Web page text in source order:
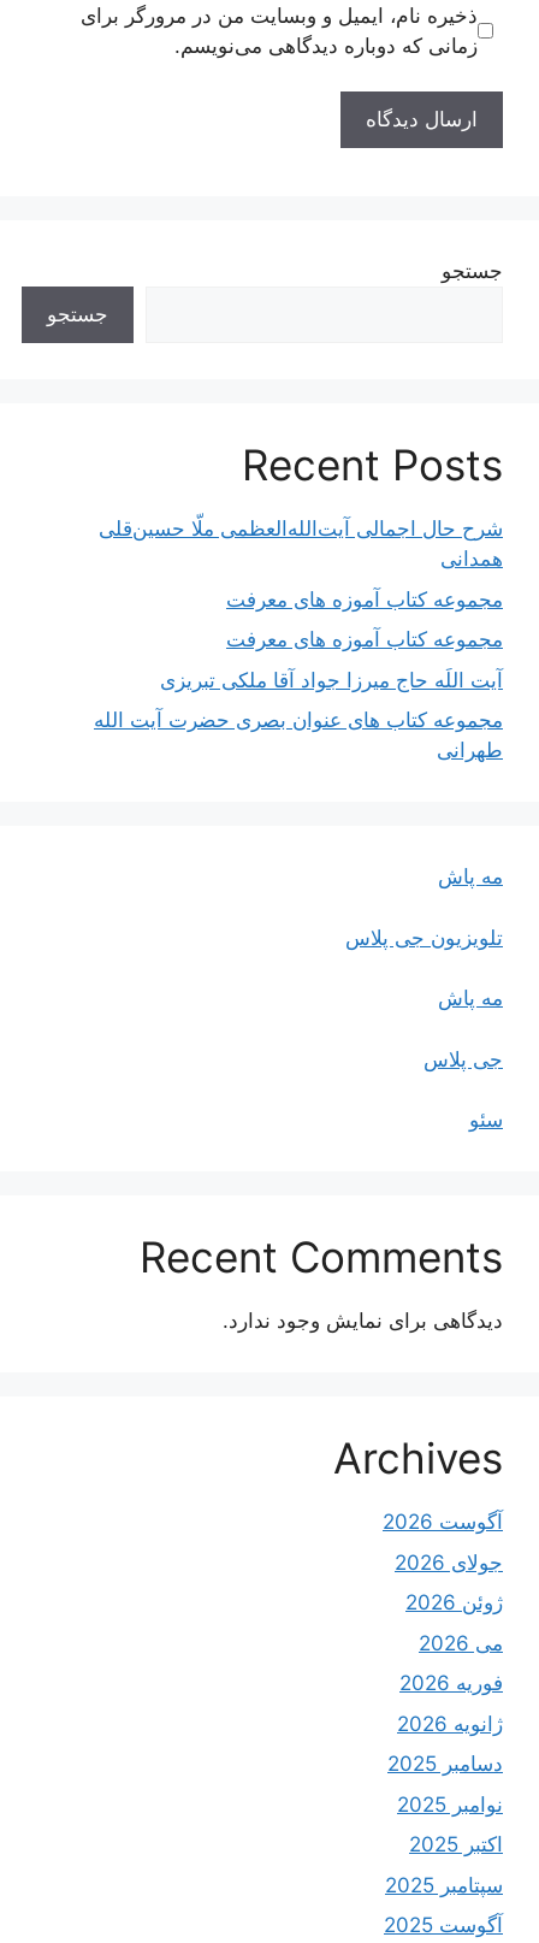
ذخیره نام، ایمیل و وبسایت من در مرورگر برای
زمانی که دوباره دیدگاهی می‌نویسم.
جستجو
جستجو
Recent Posts
شرح حال اجمالی آیت‌الله‌العظمی ملّا حسین‌قلی
همدانی
مجموعه کتاب آموزه های معرفت
مجموعه کتاب آموزه های معرفت
آیت اللَه حاج میرزا جواد آقا ملکی تبریزی
مجموعه کتاب های عنوان بصری حضرت آیت الله
طهرانی
مه پاش
تلویزیون جی پلاس
مه پاش
جی پلاس
سئو
Recent Comments
دیدگاهی برای نمایش وجود ندارد.
Archives
آگوست 2026
جولای 2026
ژوئن 2026
می 2026
فوریه 2026
ژانویه 2026
دسامبر 2025
نوامبر 2025
اکتبر 2025
سپتامبر 2025
آگوست 2025